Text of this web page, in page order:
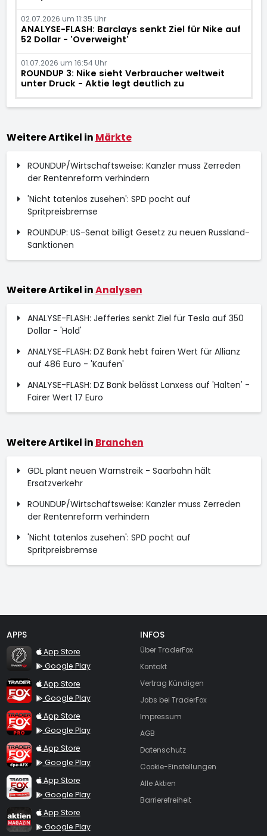
02.07.2026 um 11:35 Uhr
ANALYSE-FLASH: Barclays senkt Ziel für Nike auf
52 Dollar - 'Overweight'
01.07.2026 um 16:54 Uhr
ROUNDUP 3: Nike sieht Verbraucher weltweit
unter Druck - Aktie legt deutlich zu
Weitere Artikel in Märkte
ROUNDUP/Wirtschaftsweise: Kanzler muss Zerreden
der Rentenreform verhindern
'Nicht tatenlos zusehen': SPD pocht auf
Spritpreisbremse
ROUNDUP: US-Senat billigt Gesetz zu neuen Russland-
Sanktionen
Weitere Artikel inAnalysen
ANALYSE-FLASH: Jefferies senkt Ziel für Tesla auf 350
Dollar - 'Hold'
ANALYSE-FLASH: DZ Bank hebt fairen Wert für Allianz
auf 486 Euro - 'Kaufen'
ANALYSE-FLASH: DZ Bank belässt Lanxess auf 'Halten' -
Fairer Wert 17 Euro
Weitere Artikel in Branchen
GDL plant neuen Warnstreik - Saarbahn hält
Ersatzverkehr
ROUNDUP/Wirtschaftsweise: Kanzler muss Zerreden
der Rentenreform verhindern
'Nicht tatenlos zusehen': SPD pocht auf
Spritpreisbremse
APPS
TraderFox Flash
App Store
Google Play
TraderFox App
App Store
Google Play
TraderFox Pro
App Store
Google Play
TraderFox dpa-AFX ProFeed
App Store
Google Play
TraderFox Live Trading
App Store
Google Play
TraderFox aktien Magazin
App Store
Google Play
INFOS
Über TraderFox
Kontakt
Vertrag Kündigen
Jobs bei TraderFox
Impressum
AGB
Datenschutz
Cookie-Einstellungen
Alle Aktien
Barrierefreiheit